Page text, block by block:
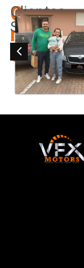
Os
nossos
clientes
Clientes
Satisfeitos